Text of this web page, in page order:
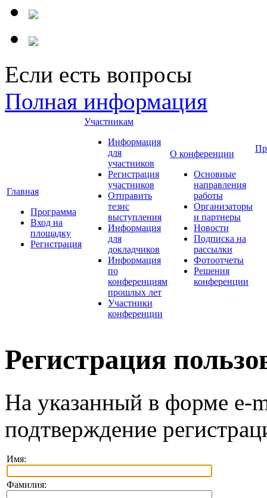
Если есть вопросы
Полная информация
Главная
Программа
Вход на
площадку
Регистрация
Участникам
Информация
для
участников
Регистрация
участников
Отправить
тезис
выступления
Информация
для
докладчиков
Информация
по
конференциям
прошлых лет
Участники
конференции
О конференции
Основные
направления
работы
Организаторы
и партнеры
Новости
Подписка на
рассылки
Фотоотчеты
Решения
конференции
Регистрация
На указанный в форме e-
подтверждение
Имя:
Фамилия: